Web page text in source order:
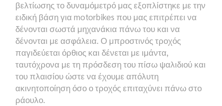
βελτίωσης το δυναμόμετρό μας εξοπλίστηκε με την
ειδική βάση γιαmotorbikesπου μας επιτρέπει να
δένονται σωστά μηχανάκια πάνω του και να
δένονται με ασφάλεια. Ο μπροστινός τροχός
παγιδεύεται όρθιος και δένεται με ιμάντα,
ταυτόχρονα με τη πρόσδεση του πίσω ψαλιδιού και
του πλαισίου ώστε να έχουμε απόλυτη
ακινητοποίηση όσο ο τροχός επιταχύνει πάνω στο
ράουλο.